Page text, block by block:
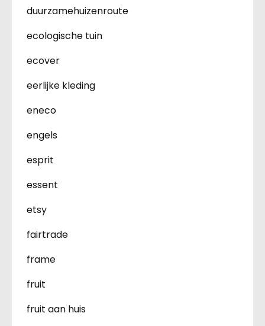
duurzamehuizenroute
ecologische tuin
ecover
eerlijke kleding
eneco
engels
esprit
essent
etsy
fairtrade
frame
fruit
fruit aan huis